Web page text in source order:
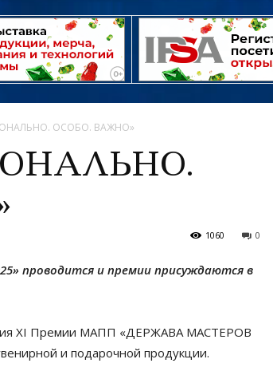
ОСОБО. ВАЖНО»
0
1060
проводится и премии присуждаются в
XI Премии МАПП «ДЕРЖАВА МАСТЕРОВ
и подарочной продукции.